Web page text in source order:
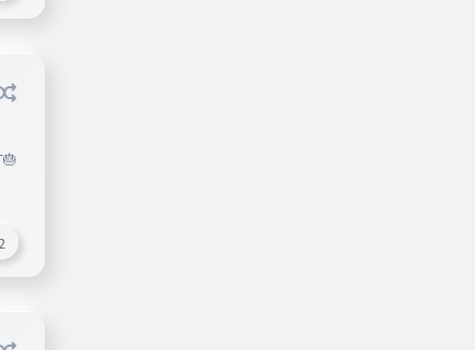
🎂
2